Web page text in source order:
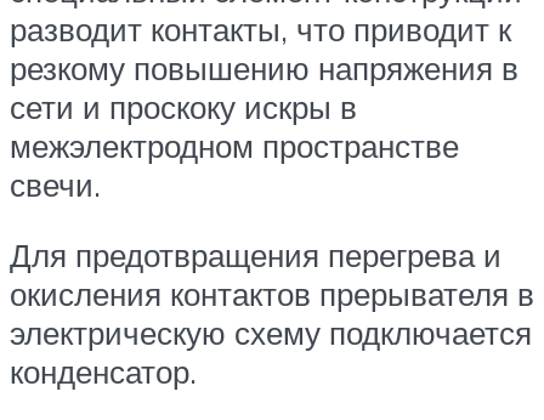
разводит контакты, что приводит к
резкому повышению напряжения в
сети и проскоку искры в
межэлектродном пространстве
свечи.
Для предотвращения перегрева и
окисления контактов прерывателя в
электрическую схему подключается
конденсатор.